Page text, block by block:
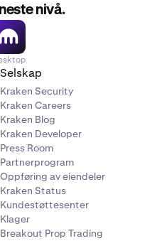
nivå.
Selskap
Kraken Security
Kraken Careers
Kraken Blog
Kraken Developer
Press Room
Partnerprogram
Oppføring av eiendeler
Kraken Status
Kundestøttesenter
Klager
Breakout Prop Trading